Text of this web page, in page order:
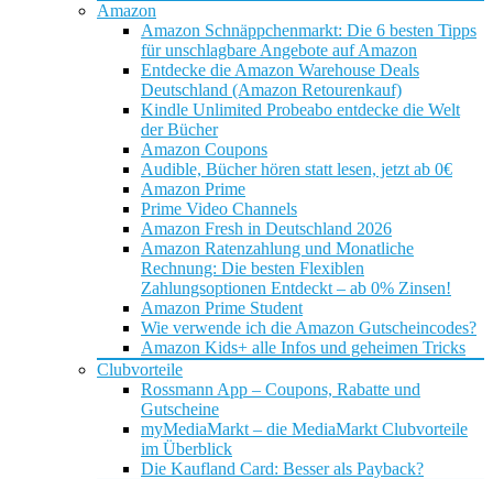
Amazon
Amazon Schnäppchenmarkt: Die 6 besten Tipps
für unschlagbare Angebote auf Amazon
Entdecke die Amazon Warehouse Deals
Deutschland (Amazon Retourenkauf)
Kindle Unlimited Probeabo entdecke die Welt
der Bücher
Amazon Coupons
Audible, Bücher hören statt lesen, jetzt ab 0€
Amazon Prime
Prime Video Channels
Amazon Fresh in Deutschland 2026
Amazon Ratenzahlung und Monatliche
Rechnung: Die besten Flexiblen
Zahlungsoptionen Entdeckt – ab 0% Zinsen!
Amazon Prime Student
Wie verwende ich die Amazon Gutscheincodes?
Amazon Kids+ alle Infos und geheimen Tricks
Clubvorteile
Rossmann App – Coupons, Rabatte und
Gutscheine
myMediaMarkt – die MediaMarkt Clubvorteile
im Überblick
Die Kaufland Card: Besser als Payback?